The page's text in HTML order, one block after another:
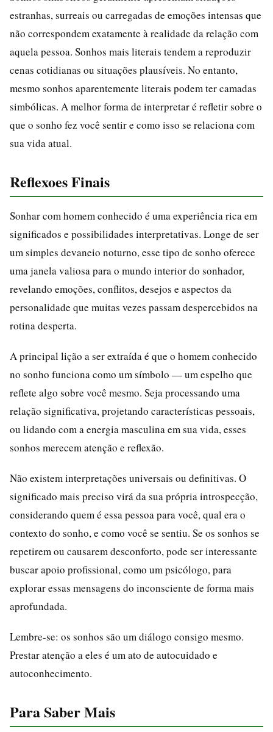
estranhas, surreais ou carregadas de emoções intensas que
não correspondem exatamente à realidade da relação com
aquela pessoa. Sonhos mais literais tendem a reproduzir
cenas cotidianas ou situações plausíveis. No entanto,
mesmo sonhos aparentemente literais podem ter camadas
simbólicas. A melhor forma de interpretar é refletir sobre o
que o sonho fez você sentir e como isso se relaciona com
sua vida atual.
Reflexoes Finais
Sonhar com homem conhecido é uma experiência rica em
significados e possibilidades interpretativas. Longe de ser
um simples devaneio noturno, esse tipo de sonho oferece
uma janela valiosa para o mundo interior do sonhador,
revelando emoções, conflitos, desejos e aspectos da
personalidade que muitas vezes passam despercebidos na
rotina desperta.
A principal lição a ser extraída é que o homem conhecido
no sonho funciona como um símbolo — um espelho que
reflete algo sobre você mesmo. Seja processando uma
relação significativa, projetando características pessoais,
ou lidando com a energia masculina em sua vida, esses
sonhos merecem atenção e reflexão.
Não existem interpretações universais ou definitivas. O
significado mais preciso virá da sua própria introspecção,
considerando quem é essa pessoa para você, qual era o
contexto do sonho, e como você se sentiu. Se os sonhos se
repetirem ou causarem desconforto, pode ser interessante
buscar apoio profissional, como um psicólogo, para
explorar essas mensagens do inconsciente de forma mais
aprofundada.
Lembre-se: os sonhos são um diálogo consigo mesmo.
Prestar atenção a eles é um ato de autocuidado e
autoconhecimento.
Para Saber Mais